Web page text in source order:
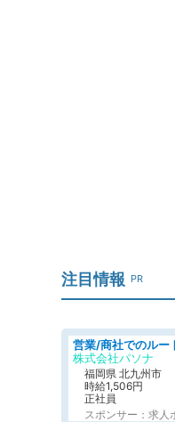
注目情報 PR
株式会社パソナ
福岡県 北九州市
時給1,506円
正社員
スポンサー：求人